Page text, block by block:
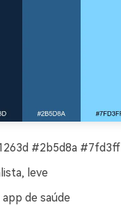
#2b5d8a
leve
app de saúde